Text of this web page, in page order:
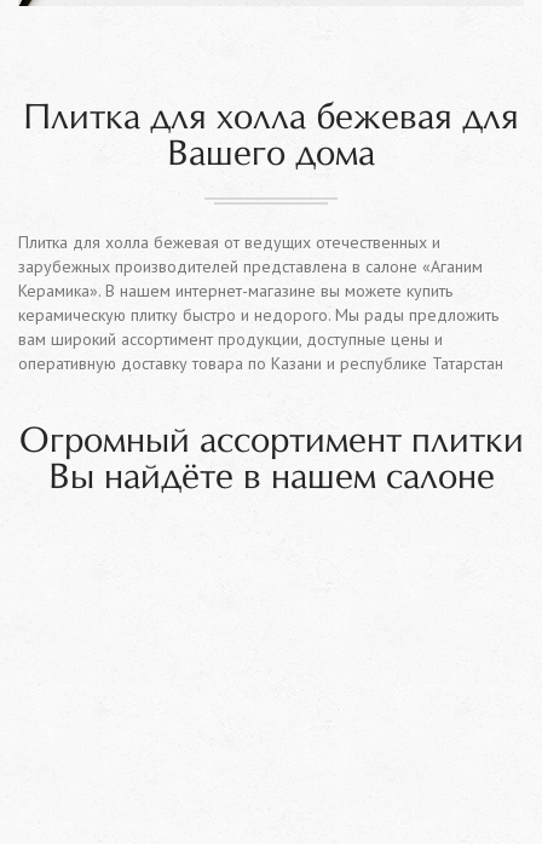
Плитка для холла бежевая для
Вашего дома
Плитка для холла бежевая от ведущих отечественных и
зарубежных производителей представлена в салоне «Аганим
Керамика». В нашем интернет-магазине вы можете купить
керамическую плитку быстро и недорого. Мы рады предложить
вам широкий ассортимент продукции, доступные цены и
оперативную доставку товара по Казани и республике Татарстан
Огромный ассортимент плитки
Вы найдёте в нашем салоне